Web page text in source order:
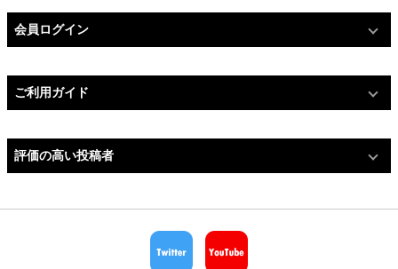
会員ログイン
ご利用ガイド
評価の高い投稿者